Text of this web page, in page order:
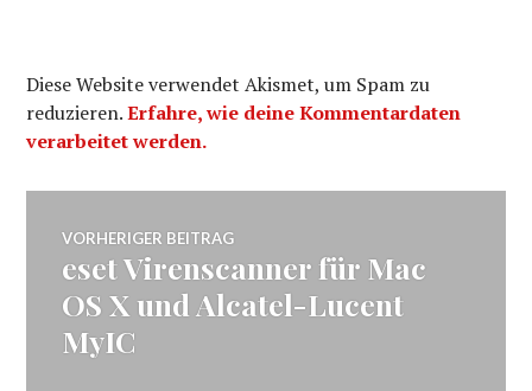
Diese Website verwendet Akismet, um Spam zu
reduzieren.Erfahre, wie deine Kommentardaten
verarbeitet werden.
Beitragsnavigation
VORHERIGER BEITRAG
Vorheriger
Beitrag:
eset Virenscanner für Mac
OS X und Alcatel-Lucent
MyIC